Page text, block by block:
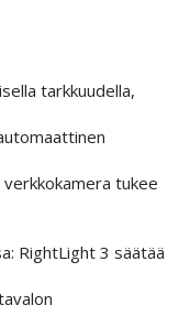
tarkkuudella,
tukee
RightLight 3 säätää